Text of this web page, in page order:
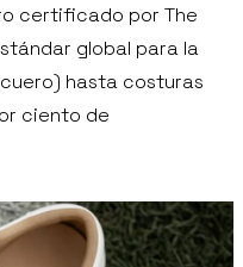
certificado por The
global para la
hasta costuras
ciento de